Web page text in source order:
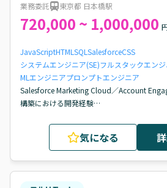
業務委託 東京都 日本橋駅
720,000 ~ 1,000,000
JavaScriptHTML SQL SalesforceCSS
システムエンジニア(SE)フルスタックエン
MLエンジニアプロンプトエンジニア
Salesforce Marketing Cloud／Account
構築における開発経験
JavaScriptの読み書き・改修経験
フォームハンドラーを利用した外部フォー
AMPscriptによるパーソナライズ実装経験
気になる